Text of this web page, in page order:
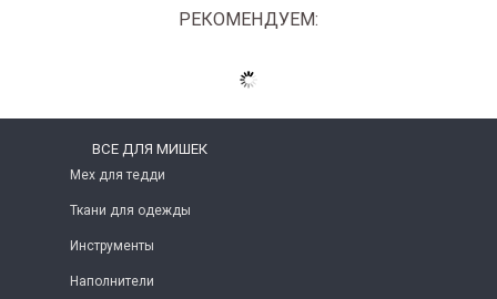
РЕКОМЕНДУЕМ:
ВСЕ ДЛЯ МИШЕК
Мех для тедди
Ткани для одежды
Инструменты
Наполнители